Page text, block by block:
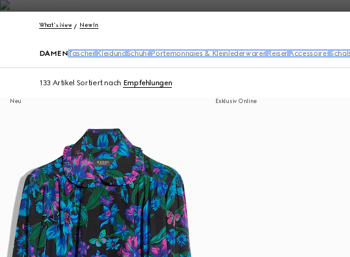
Kontakt
What's New New In
DAMEN Taschen Kleidung SchuhePortemonnaies & Kleinlederwaren Reisen Accessoires
133 Artikel Sortiert nach Empfehlungen
Neu Exklusiv Online